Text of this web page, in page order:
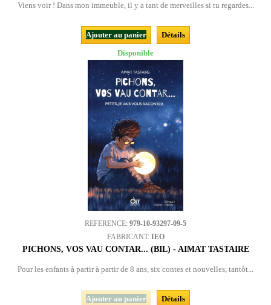
Viens voir ! Dans mon immeuble, il y a tant de merveilles si tu regardes...
Ajouter au panier
Détails
Disponible
REFERENCE: 979-10-93297-09-5
FABRICANT: IEO
PICHONS, VOS VAU CONTAR... (BIL) - AIMAT TASTAIRE
Pour les enfants à partir à partir de 8 ans, six contes et nouvelles, tantôt...
Ajouter au panier
Détails